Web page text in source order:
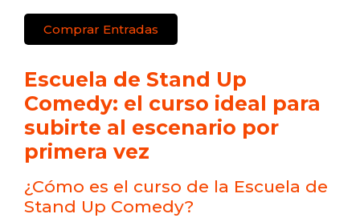
Comprar Entradas
Escuela de Stand Up
Comedy: el curso ideal para
subirte al escenario por
primera vez
¿Cómo es el curso de la Escuela de
Stand Up Comedy?